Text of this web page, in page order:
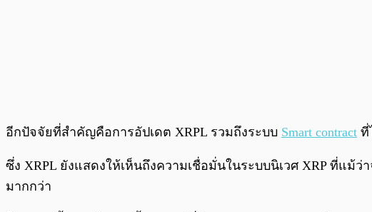
อีกปัจจัยที่สำคัญคือการอัปเดต XRPL รวมถึงระบบ Smart contract ที่
ซึ่ง XRPL ยังแสดงให้เห็นถึงความเชื่อมั่นในระบบนิเวศ XRP ที่แม้
มากกว่า